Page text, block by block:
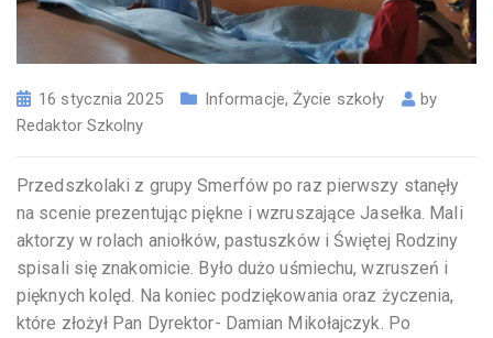
16 stycznia 2025 Informacje,Życie szkoły
by
Redaktor Szkolny
Przedszkolaki z grupy Smerfów po raz pierwszy stanęły
na scenie prezentując piękne i wzruszające Jasełka. Mali
aktorzy w rolach aniołków, pastuszków i Świętej Rodziny
spisali się znakomicie. Było dużo uśmiechu, wzruszeń i
pięknych kolęd. Na koniec podziękowania oraz życzenia,
które złożył Pan Dyrektor- Damian Mikołajczyk. Po